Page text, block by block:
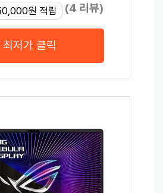
원 적립 (4 리뷰)
최저가 클릭